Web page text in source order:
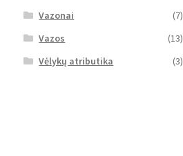
Vazonai
(7)
Vazos
(13)
Vėlykų atributika
(3)